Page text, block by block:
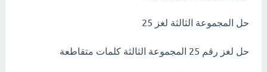
حل المجموعة الثالثة لغز 25
حل لغز رقم 25 المجموعة الثالثة كلمات متقاطعة